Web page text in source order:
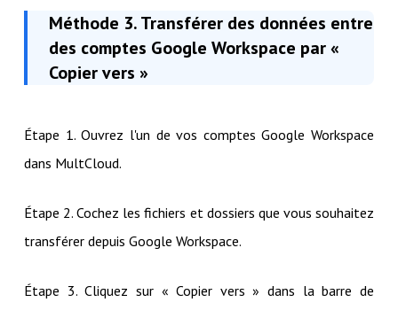
Méthode 3. Transférer des données entre
des comptes Google Workspace par «
Copier vers »
Étape 1. Ouvrez l'un de vos comptes Google Workspace
dans MultCloud.
Étape 2. Cochez les fichiers et dossiers que vous souhaitez
transférer depuis Google Workspace.
Étape 3. Cliquez sur « Copier vers » dans la barre de